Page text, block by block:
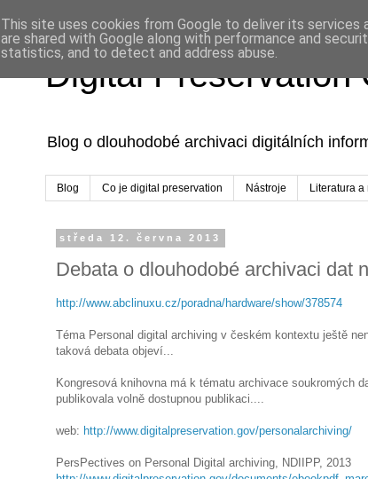
Digital Preservation
Blog o dlouhodobé archivaci digitálních
Blog Co je digital preservation Nástroje Literatura a
středa 12. června 2013
Debata o dlouhodobé archivaci dat
http://www.abclinuxu.cz/poradna/hardware/show/378574
Téma Personal digital archiving v českém kontextu ještě
taková debata objeví...
Kongresová knihovna má k tématu archivace soukromých
publikovala volně dostupnou publikaci....
web: http://www.digitalpreservation.gov/personalarchiving/
PersPectives on Personal Digital archiving, NDIIPP, 2013
This site uses cookies from Google to deliver its services
are shared with Google along with performance and
statistics, and to detect and address abuse.